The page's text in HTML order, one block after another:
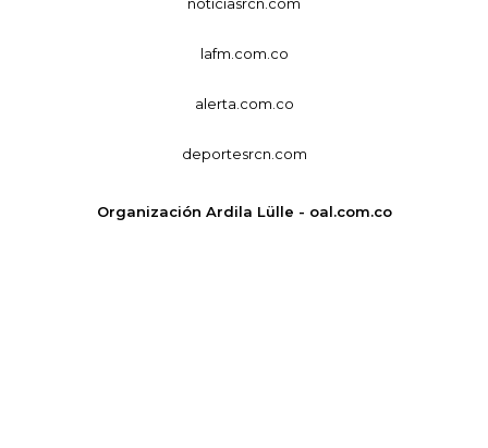
lafm.com.co
alerta.com.co
deportesrcn.com
Organización Ardila Lülle - oal.com.co